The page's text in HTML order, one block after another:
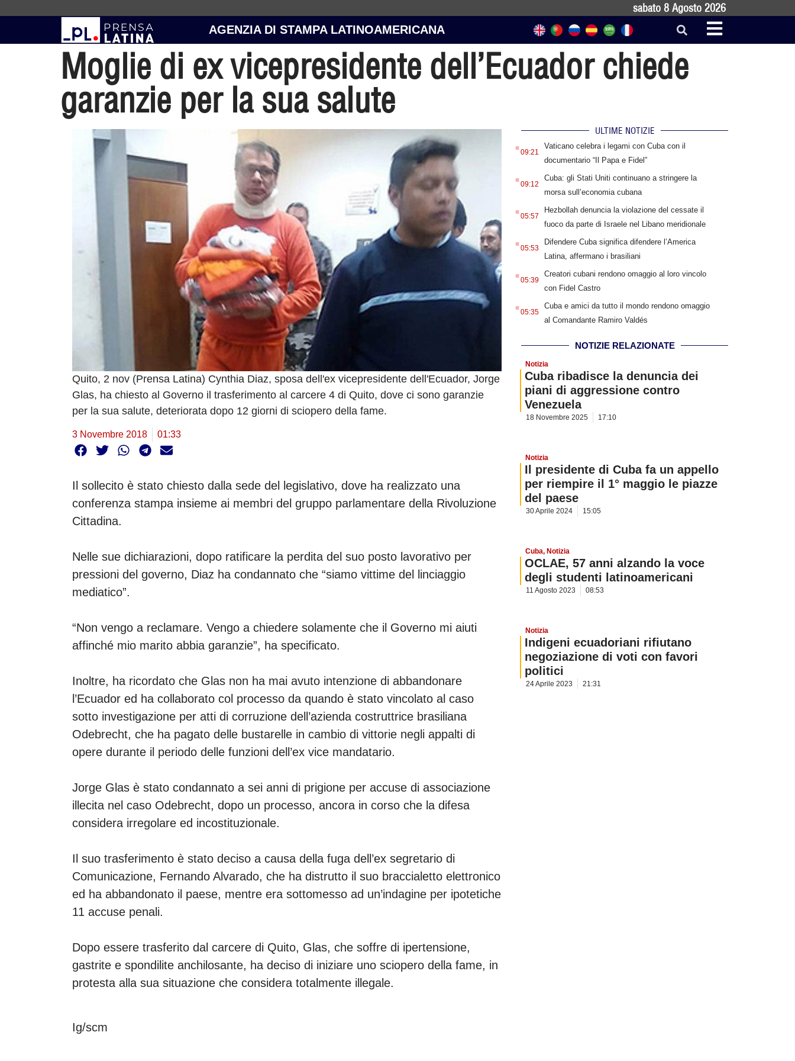
sabato 8 Agosto 2026
AGENZIA DI STAMPA LATINOAMERICANA
Moglie di ex vicepresidente dell’Ecuador chiede
garanzie per la sua salute
Quito, 2 nov (Prensa Latina) Cynthia Diaz, sposa dell'ex vicepresidente dell'Ecuador, Jorge
Glas, ha chiesto al Governo il trasferimento al carcere 4 di Quito, dove ci sono garanzie
per la sua salute, deteriorata dopo 12 giorni di sciopero della fame.
3 Novembre 2018 01:33
Il sollecito è stato chiesto dalla sede del legislativo, dove ha realizzato una
conferenza stampa insieme ai membri del gruppo parlamentare della Rivoluzione
Cittadina.
Nelle sue dichiarazioni, dopo ratificare la perdita del suo posto lavorativo per
pressioni del governo, Diaz ha condannato che “siamo vittime del linciaggio
mediatico”.
“Non vengo a reclamare. Vengo a chiedere solamente che il Governo mi aiuti
affinché mio marito abbia garanzie”, ha specificato.
Inoltre, ha ricordato che Glas non ha mai avuto intenzione di abbandonare
l’Ecuador ed ha collaborato col processo da quando è stato vincolato al caso
sotto investigazione per atti di corruzione dell’azienda costruttrice brasiliana
Odebrecht, che ha pagato delle bustarelle in cambio di vittorie negli appalti di
opere durante il periodo delle funzioni dell’ex vice mandatario.
Jorge Glas è stato condannato a sei anni di prigione per accuse di associazione
illecita nel caso Odebrecht, dopo un processo, ancora in corso che la difesa
considera irregolare ed incostituzionale.
Il suo trasferimento è stato deciso a causa della fuga dell’ex segretario di
Comunicazione, Fernando Alvarado, che ha distrutto il suo braccialetto elettronico
ed ha abbandonato il paese, mentre era sottomesso ad un’indagine per ipotetiche
11 accuse penali.
Dopo essere trasferito dal carcere di Quito, Glas, che soffre di ipertensione,
gastrite e spondilite anchilosante, ha deciso di iniziare uno sciopero della fame, in
protesta alla sua situazione che considera totalmente illegale.
Ig/scm
ULTIME NOTIZIE
.09:21
Vaticano celebra i legami con Cuba con il
documentario “Il Papa e Fidel”
.09:12
Cuba: gli Stati Uniti continuano a stringere la
morsa sull’economia cubana
.05:57
Hezbollah denuncia la violazione del cessate il
fuoco da parte di Israele nel Libano meridionale
.05:53
Difendere Cuba significa difendere l’America
Latina, affermano i brasiliani
.05:39
Creatori cubani rendono omaggio al loro vincolo
con Fidel Castro
.05:35
Cuba e amici da tutto il mondo rendono omaggio
al Comandante Ramiro Valdés
NOTIZIE RELAZIONATE
Notizia
Cuba ribadisce la denuncia dei
piani di aggressione contro
Venezuela
18 Novembre 2025 17:10
Notizia
Il presidente di Cuba fa un appello
per riempire il 1° maggio le piazze
del paese
30 Aprile 2024 15:05
Cuba, Notizia
OCLAE, 57 anni alzando la voce
degli studenti latinoamericani
11 Agosto 2023 08:53
Notizia
Indigeni ecuadoriani rifiutano
negoziazione di voti con favori
politici
24 Aprile 2023 21:31